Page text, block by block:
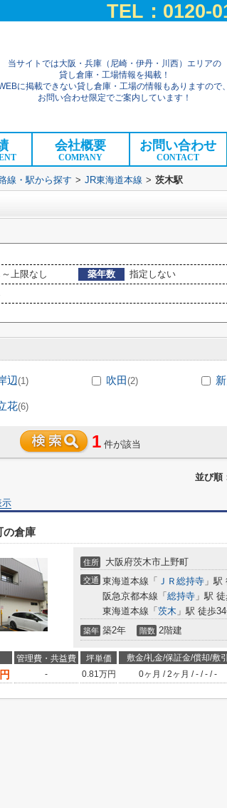
TEL：0120-
当サイトでは大阪・兵庫（尼崎・伊丹・川西）エリアの
貸し倉庫・工場情報を掲載！
に掲載できない貸し倉庫・工場の情報もありますので、
お問い合わせ限定でご案内しています！
会社概要
COMPANY
お問い合わせ
CONTACT
線・駅から探す > JR東海道本線 > 茨木駅
上限なし 築年数
指定しない
辺(1) 吹田(2)
花(6)
1 件が該当
並び順
示
の倉庫
住所 大阪府茨木市上野町
交通 東海道本線「 ＪＲ総持寺 」駅
阪急京都本線「 総持寺 」駅
東海道本線「 茨木 」駅 徒歩
築年 築2年 階数 2階建
管理費・共益費 坪単価 敷金/礼金/保証金/償却/敷引
- 0.81万円 0ヶ月 /2ヶ月 /- /- /-